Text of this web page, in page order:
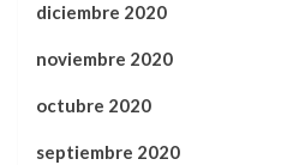
diciembre 2020
noviembre 2020
octubre 2020
septiembre 2020